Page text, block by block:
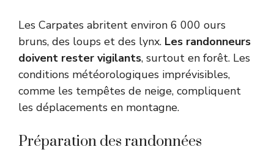
Les Carpates abritent environ 6 000 ours
bruns, des loups et des lynx. Les randonneurs
doivent rester vigilants, surtout en forêt. Les
conditions météorologiques imprévisibles,
comme les tempêtes de neige, compliquent
les déplacements en montagne.
Préparation des randonnées